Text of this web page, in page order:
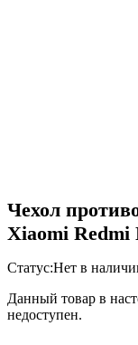
Чехол
Xiaomi Redmi
Статус:Нет в
Данный товар в
недоступен.